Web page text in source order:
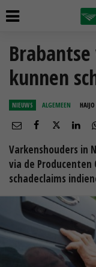
kunnen
NIEUWS ALGEMEEN
Varkenshouders in
via de Producenten
schadeclaims